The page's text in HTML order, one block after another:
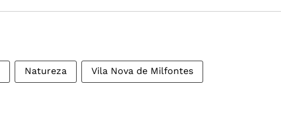
Natureza Vila Nova de Milfontes